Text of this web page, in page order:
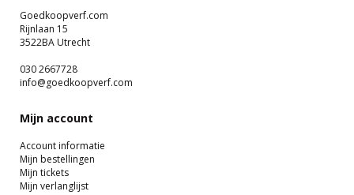
Goedkoopverf.com
Rijnlaan 15
3522BA Utrecht
030 2667728
info@goedkoopverf.com
Mijn account
Account informatie
Mijn bestellingen
Mijn tickets
Mijn verlanglijst